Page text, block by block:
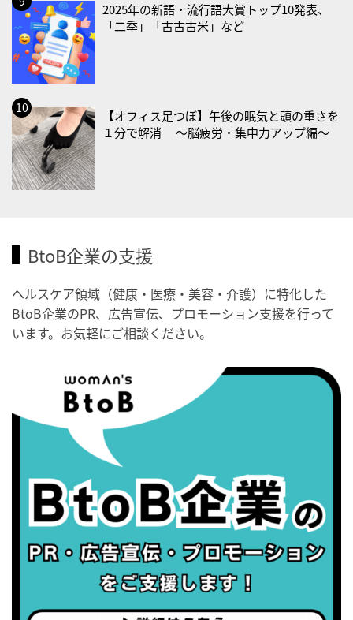
・防災の日
2026/09/02(水)
・がん征圧月間
・世界アルツハイマー月間
・健康増進普及月間
・歯ヂカラ探究月間
・職場の健康診断実施強化月間
2026/09/03(木)
・健康増進普及月間
・職場の健康診断実施強化月間
・秋の睡眠の日
・がん征圧月間
・世界アルツハイマー月間
・健康増進普及月間
・歯ヂカラ探究月間
・職場の健康診断実施強化月間
・世界性の健康デー
2026/09/05(土)
・がん征圧月間
・世界アルツハイマー月間
・健康増進普及月間
・歯ヂカラ探究月間
2025年の新語・流行語大賞トップ10発表、
「二季」「古古古米」など
【オフィス足つぼ】午後の眠気と頭の重さを
１分で解消 〜脳疲労・集中力アップ編〜
BtoB企業の支援
ヘルスケア領域（健康・医療・美容・介護）に特化した
BtoB企業のPR、広告宣伝、プロモーション支援を行って
います。お気軽にご相談ください。